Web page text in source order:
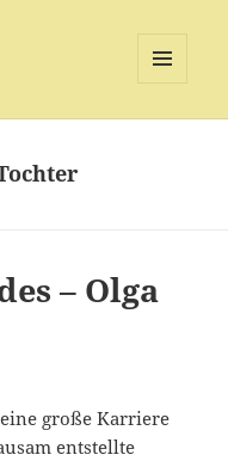
– Olga
große Karriere
entstellte